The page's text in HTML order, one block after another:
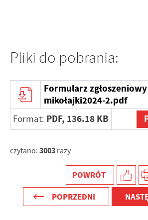
Pliki do pobrania:
Formularz
mikołajki2024-2.pdf
Format: PDF, 136.18 KB
czytano: 3003 razy
POWRÓT
POPRZEDNI